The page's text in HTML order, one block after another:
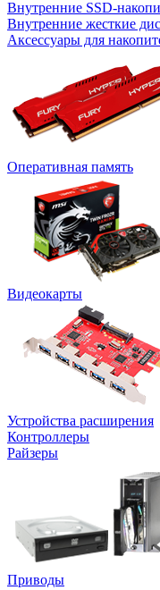
Внутренние SSD-
Внутренние жесткие
Аксессуары для
Оперативная память
Видеокарты
Устройства расширения
Контроллеры
Райзеры
Приводы